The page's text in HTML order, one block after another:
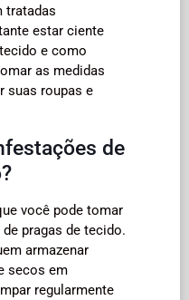
tratadas
estar ciente
e como
as medidas
suas roupas e
de
você pode tomar
pragas de tecido.
armazenar
secos em
regularmente